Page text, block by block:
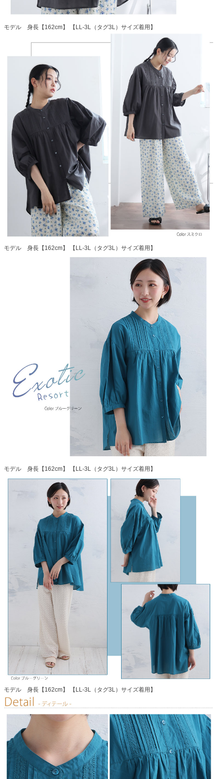
モデル 身長【162cm】 【LL-3L（タグ3L）サイズ着用】
モデル 身長【162cm】 【LL-3L（タグ3L）サイズ着用】
モデル 身長【162cm】 【LL-3L（タグ3L）サイズ着用】
モデル 身長【162cm】 【LL-3L（タグ3L）サイズ着用】